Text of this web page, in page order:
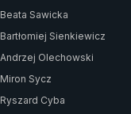
Beata Sawicka
Bartłomiej Sienkiewicz
Andrzej Olechowski
Miron Sycz
Ryszard Cyba